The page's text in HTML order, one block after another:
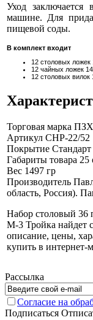
Уход
машине. Для
пищевой соды.
В комплект входит
12 столовых
12 чайных ложек
12 столовых
Торговая марка
Артикул СНР-22/52
Покрытие Стандарт
Габариты товара 25
Вес 1497 гр
Производитель
область, Россия).
Набор столовый 36
М-3 Тройка найдет
описание, цены,
купить в интернет-
Рассылка
Согласие на
Подписаться